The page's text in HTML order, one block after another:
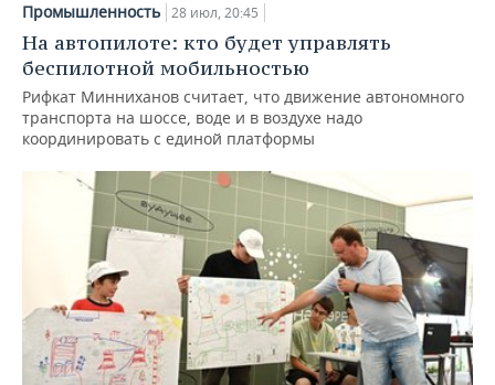
Промышленность 28 июл, 20:45
На автопилоте: кто будет управлять
беспилотной мобильностью
Рифкат Минниханов считает, что движение автономного
транспорта на шоссе, воде и в воздухе надо
координировать с единой платформы